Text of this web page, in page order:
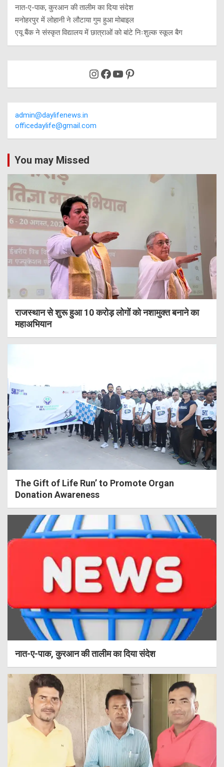
नात-ए-पाक, कुरआन की तालीम का दिया संदेश
मनोहरपुर में लोहानी ने लौटाया गुम हुआ मोबाइल
एयू बैंक ने संस्कृत विद्यालय में छात्राओं को बांटे निःशुल्क स्कूल बैग
Instagram
Facebook
YouTube
Pinterest
admin@daylifenews.in
officedaylife@gmail.com
You may Missed
राजस्थान से शुरू हुआ 10 करोड़ लोगों को नशामुक्त बनाने का
महाअभियान
The Gift of Life Run’ to Promote Organ
Donation Awareness
नात-ए-पाक, कुरआन की तालीम का दिया संदेश